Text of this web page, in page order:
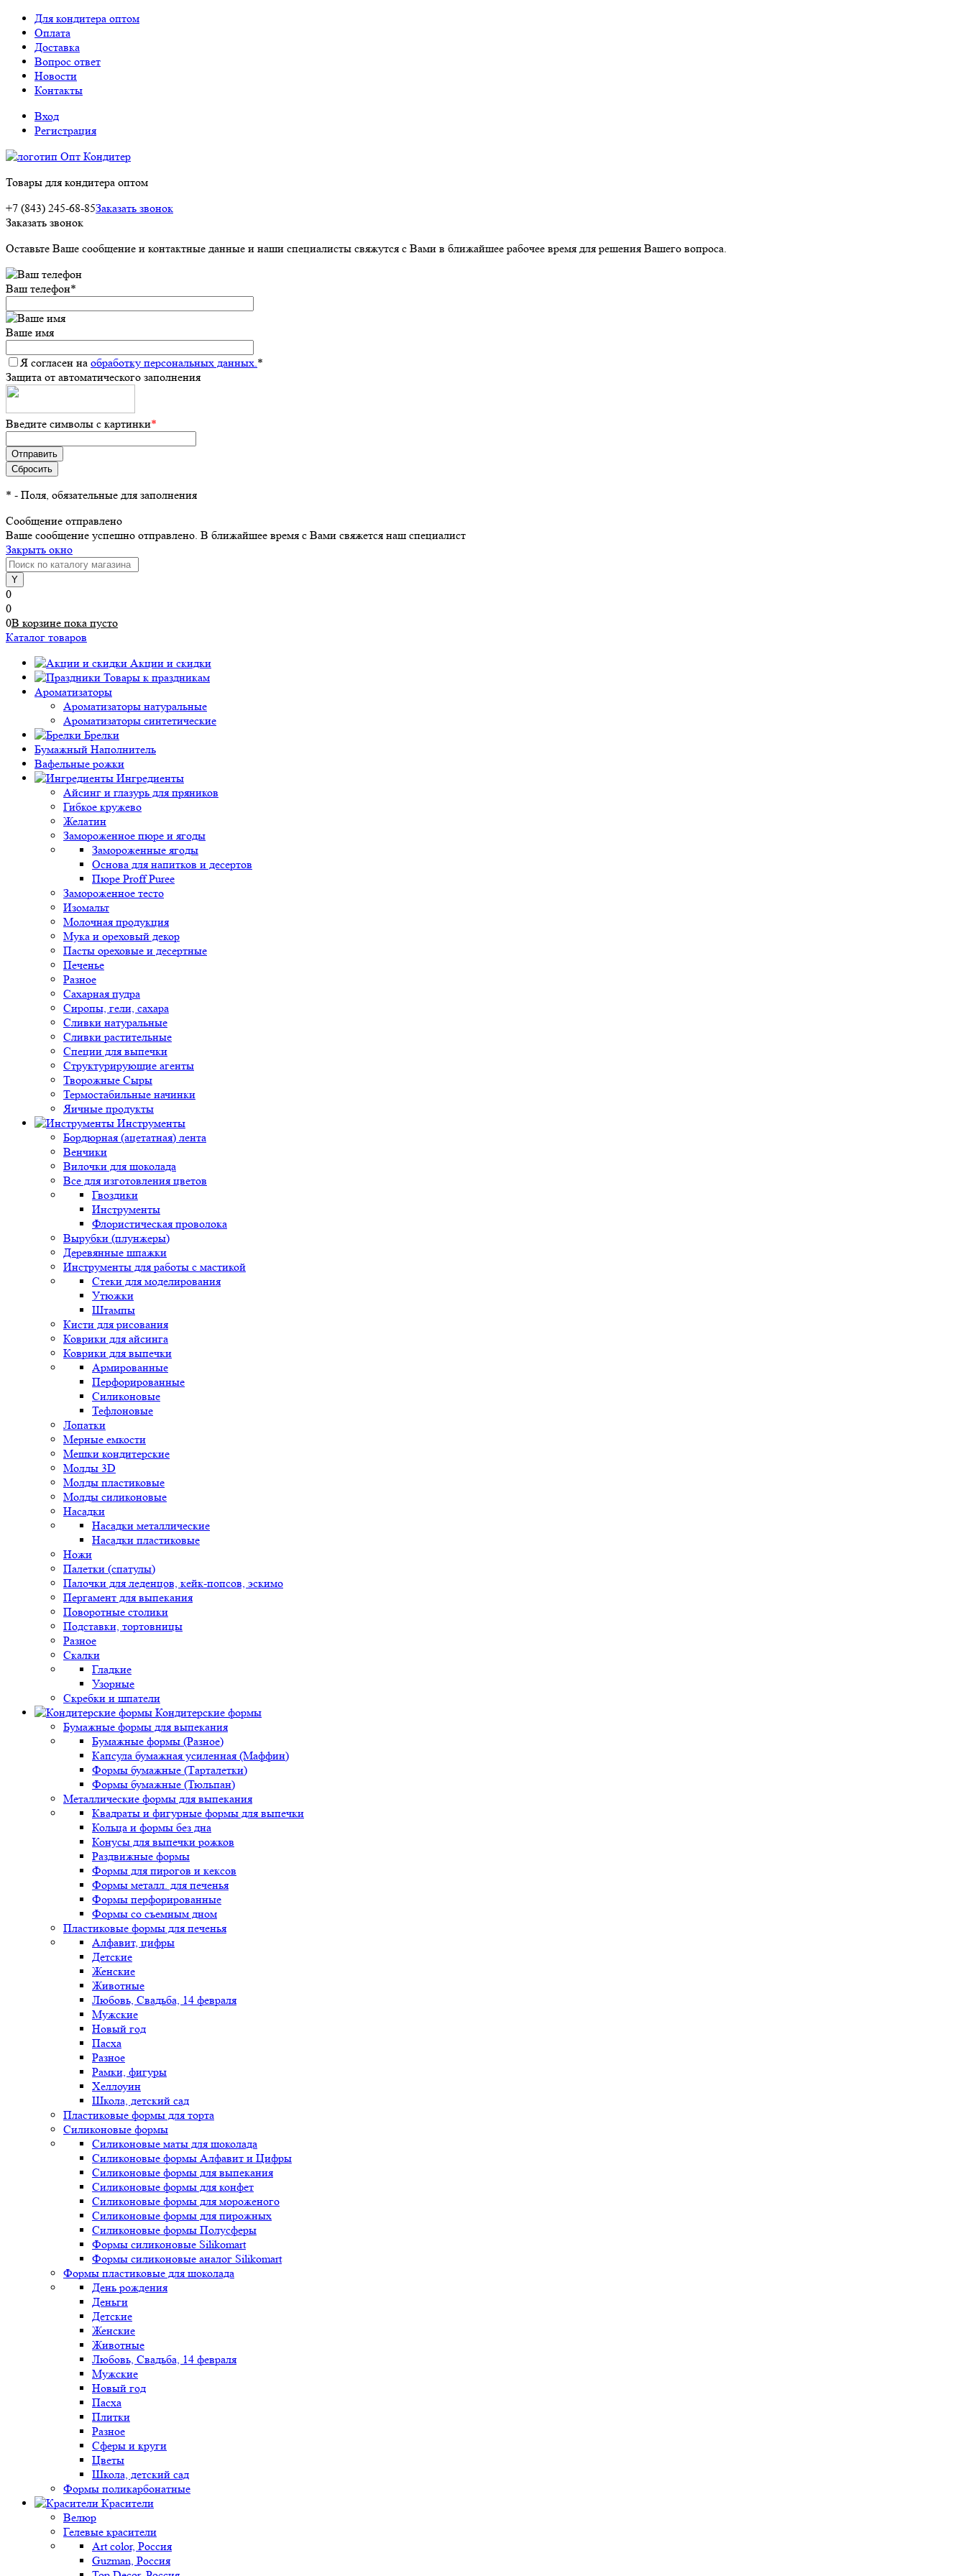
Для кондитера оптом
Оплата
Доставка
Вопрос ответ
Новости
Контакты
Вход
Регистрация
Товары для кондитера оптом
+7 (843) 245-68-85Заказать звонок
Заказать звонок
Оставьте Ваше сообщение и контактные данные и наши специалисты свяжутся с Вами в ближайшее рабочее время для решения Вашего вопроса.
Ваш телефон*
Ваше имя
Я согласен на обработку персональных данных.*
Защита от автоматического заполнения
Введите символы с картинки*
* - Поля, обязательные для заполнения
Сообщение отправлено
Ваше сообщение успешно отправлено. В ближайшее время с Вами свяжется наш специалист
Закрыть окно
0
0
0В корзине пока пусто
Каталог товаров
Акции и скидки
Товары к праздникам
Ароматизаторы
Ароматизаторы натуральные
Ароматизаторы синтетические
Брелки
Бумажный Наполнитель
Вафельные рожки
Ингредиенты
Айсинг и глазурь для пряников
Гибкое кружево
Желатин
Замороженное пюре и ягоды
Замороженные ягоды
Основа для напитков и десертов
Пюре Proff Puree
Замороженное тесто
Изомальт
Молочная продукция
Мука и ореховый декор
Пасты ореховые и десертные
Печенье
Разное
Сахарная пудра
Сиропы, гели, сахара
Сливки натуральные
Сливки растительные
Специи для выпечки
Структурирующие агенты
Творожные Сыры
Термостабильные начинки
Яичные продукты
Инструменты
Бордюрная (ацетатная) лента
Венчики
Вилочки для шоколада
Все для изготовления цветов
Гвоздики
Инструменты
Флористическая проволока
Вырубки (плунжеры)
Деревянные шпажки
Инструменты для работы с мастикой
Стеки для моделирования
Утюжки
Штампы
Кисти для рисования
Коврики для айсинга
Коврики для выпечки
Армированные
Перфорированные
Силиконовые
Тефлоновые
Лопатки
Мерные емкости
Мешки кондитерские
Молды 3D
Молды пластиковые
Молды силиконовые
Насадки
Насадки металлические
Насадки пластиковые
Ножи
Палетки (спатулы)
Палочки для леденцов, кейк-попсов, эскимо
Пергамент для выпекания
Поворотные столики
Подставки, тортовницы
Разное
Скалки
Гладкие
Узорные
Скребки и шпатели
Кондитерские формы
Бумажные формы для выпекания
Бумажные формы (Разное)
Капсула бумажная усиленная (Маффин)
Формы бумажные (Тарталетки)
Формы бумажные (Тюльпан)
Металлические формы для выпекания
Квадраты и фигурные формы для выпечки
Кольца и формы без дна
Конусы для выпечки рожков
Раздвижные формы
Формы для пирогов и кексов
Формы металл. для печенья
Формы перфорированные
Формы со съемным дном
Пластиковые формы для печенья
Алфавит, цифры
Детские
Женские
Животные
Любовь, Свадьба, 14 февраля
Мужские
Новый год
Пасха
Разное
Рамки, фигуры
Хеллоуин
Школа, детский сад
Пластиковые формы для торта
Силиконовые формы
Силиконовые маты для шоколада
Силиконовые формы Алфавит и Цифры
Силиконовые формы для выпекания
Силиконовые формы для конфет
Силиконовые формы для мороженого
Силиконовые формы для пирожных
Силиконовые формы Полусферы
Формы силиконовые Silikomart
Формы силиконовые аналог Silikomart
Формы пластиковые для шоколада
День рождения
Деньги
Детские
Женские
Животные
Любовь, Свадьба, 14 февраля
Мужские
Новый год
Пасха
Плитки
Разное
Сферы и круги
Цветы
Школа, детский сад
Формы поликарбонатные
Красители
Велюр
Гелевые красители
Art color, Россия
Guzman, Россия